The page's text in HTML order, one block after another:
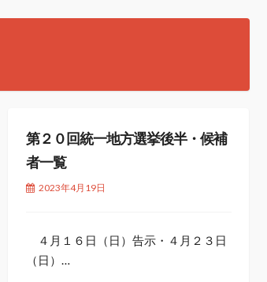
第２０回統一地方選挙後半・候補
者一覧
2023年4月19日
４月１６日（日）告示・４月２３日
（日）…